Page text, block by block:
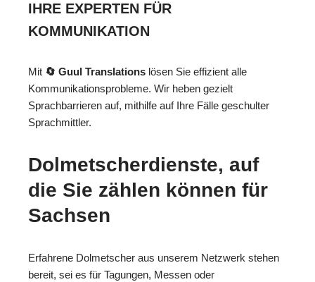
IHRE EXPERTEN FÜR
KOMMUNIKATION
Mit 🔄 Guul Translations lösen Sie effizient alle
Kommunikationsprobleme. Wir heben gezielt
Sprachbarrieren auf, mithilfe auf Ihre Fälle geschulter
Sprachmittler.
Dolmetscherdienste, auf
die Sie zählen können für
Sachsen
Erfahrene Dolmetscher aus unserem Netzwerk stehen
bereit, sei es für Tagungen, Messen oder